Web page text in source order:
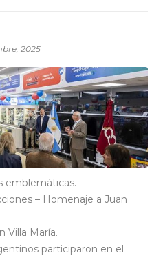
2025
emblemáticas.
– Homenaje a Juan
Villa María.
participaron en el